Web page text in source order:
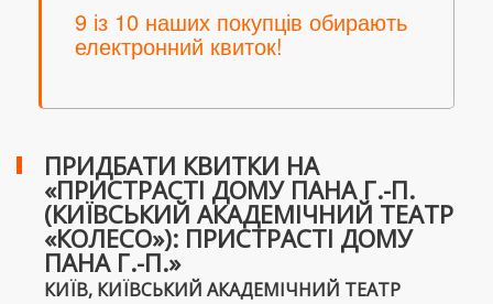
9 із 10 наших покупців обирають
електронний квиток!
ПРИДБАТИ КВИТКИ НА
«ПРИСТРАСТІ ДОМУ ПАНА Г.-П.
(КИЇВСЬКИЙ АКАДЕМІЧНИЙ ТЕАТР
«КОЛЕСО»): ПРИСТРАСТІ ДОМУ
ПАНА Г.-П.»
КИЇВ, КИЇВСЬКИЙ АКАДЕМІЧНИЙ ТЕАТР